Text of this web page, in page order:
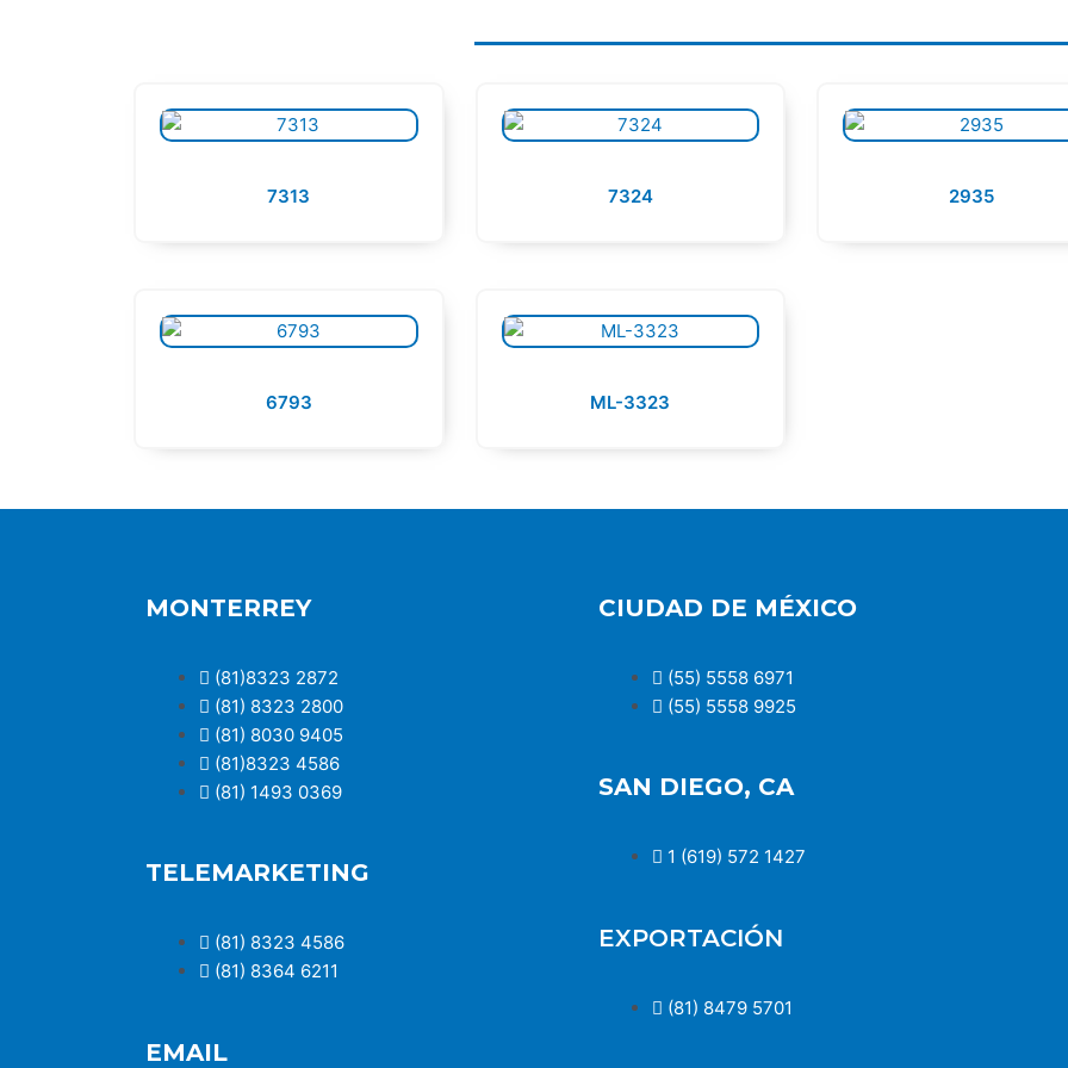
7313 7324 2935
6793 ML-3323
MONTERREY
(81)8323 2872
(81) 8323 2800
(81) 8030 9405
(81)8323 4586
(81) 1493 0369
TELEMARKETING
(81) 8323 4586
(81) 8364 6211
EMAIL
CIUDAD DE MÉXICO
(55) 5558 6971
(55) 5558 9925
SAN DIEGO, CA
1 (619) 572 1427
EXPORTACIÓN
(81) 8479 5701